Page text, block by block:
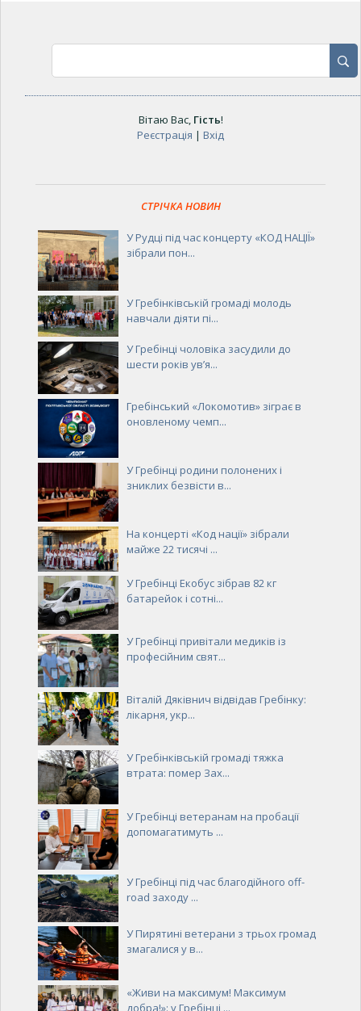
Вітаю Вас, Гість!
Реєстрація | Вхід
СТРІЧКА НОВИН
У Рудці під час концерту «КОД НАЦІЇ»
зібрали пон...
У Гребінківській громаді молодь
навчали діяти пі...
У Гребінці чоловіка засудили до
шести років ув’я...
Гребінський «Локомотив» зіграє в
оновленому чемп...
У Гребінці родини полонених і
зниклих безвісти в...
На концерті «Код нації» зібрали
майже 22 тисячі ...
У Гребінці Екобус зібрав 82 кг
батарейок і сотні...
У Гребінці привітали медиків із
професійним свят...
Віталій Дяківнич відвідав Гребінку:
лікарня, укр...
У Гребінківській громаді тяжка
втрата: помер Зах...
У Гребінці ветеранам на пробації
допомагатимуть ...
У Гребінці під час благодійного off-
road заходу ...
У Пирятині ветерани з трьох громад
змагалися у в...
«Живи на максимум! Максимум
добра!»: у Гребінці ...